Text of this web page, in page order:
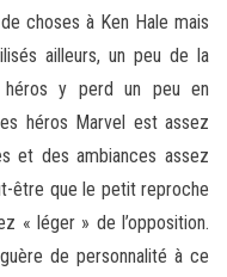
choses à Ken Hale mais
ailleurs, un peu de la
y perd un peu en
héros Marvel est assez
et des ambiances assez
être que le petit reproche
« léger » de l’opposition.
de personnalité à ce